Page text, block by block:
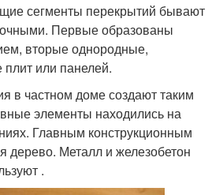
сегменты перекрытий бывают
Первые образованы
вторые однородные,
или панелей.
в частном доме создают таким
элементы находились на
Главным конструкционным
дерево. Металл и железобетон
.